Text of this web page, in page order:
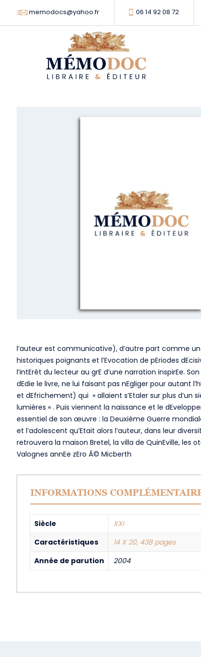
memodocs@yahoo.fr 06 14 92 08 72
l’auteur est communicative), d’autre part comme
historiques poignants et l’Evocation de pEriodes
l’intErêt du lecteur au grE d’une narration inspirEe.
dEdie le livre, ne lui faisant pas nEgliger pour autant
et dEfrichement) qui » allaient s’Etaler sur plus
lumières « . Puis viennent la naissance et le
essentiel de son œuvre : la Deuxième Guerre
et l’adolescent qu’Etait alors l’auteur, dans leur
retrouvera la maison Bretel, la villa de QuinEville, les
Valognes annEe zEro Â© Micberth
INFORMATIONS
Siècle
XXI
Caractéristiques
14 X 20, 438 pages
Année de parution
2004